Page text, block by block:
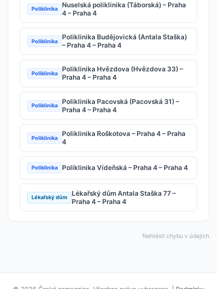
Poliklinika
Nuselská poliklinika (Táborská) – Praha
4 – Praha 4
Poliklinika
Poliklinika Budějovická (Antala Staška)
– Praha 4 – Praha 4
Poliklinika
Poliklinika Hvězdova (Hvězdova 33) –
Praha 4 – Praha 4
Poliklinika
Poliklinika Pacovská (Pacovská 31) –
Praha 4 – Praha 4
Poliklinika
Poliklinika Roškotova – Praha 4 – Praha
4
Poliklinika Poliklinika Vídeňská – Praha 4 – Praha 4
Lékařský dům
Lékařský dům Antala Staška 77 –
Praha 4 – Praha 4
Nahlásit chybu v údajích